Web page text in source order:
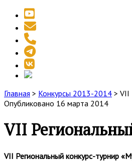
youtube
email
telegram
vk
social_icon_custom_1
Главная > Конкурсы 2013-2014 > VII
Опубликовано 16 марта 2014
VII
VII Региональный конкурс-турнир